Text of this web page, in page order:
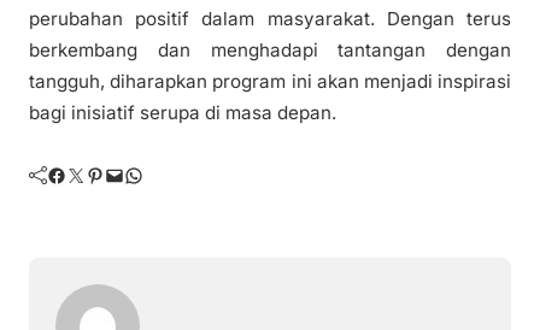
perubahan positif dalam masyarakat. Dengan terus
berkembang dan menghadapi tantangan dengan
tangguh, diharapkan program ini akan menjadi inspirasi
bagi inisiatif serupa di masa depan.
Facebook Twitter Pinterest Mail WhatsApp